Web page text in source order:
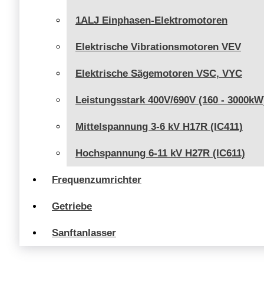
1ALJ Einphasen-Elektromotoren
Elektrische Vibrationsmotoren VEV
Elektrische Sägemotoren VSC, VYC
Leistungsstark 400V/690V (160 -
Mittelspannung 3-6 kV H17R (IC411)
Hochspannung 6-11 kV H27R (IC611)
Frequenzumrichter
Getriebe
Sanftanlasser